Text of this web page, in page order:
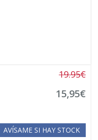
19.95€
15,95€
AVÍSAME SI HAY STOCK